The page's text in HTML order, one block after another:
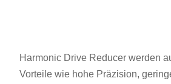
Harmonic Drive Reducer werden
Vorteile wie hohe Präzision,